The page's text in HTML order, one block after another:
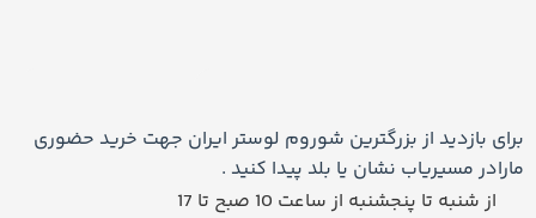
از شنبه تا پنجشنبه از ساعت 10 صبح تا 17
برای بازدید از بزرگترین شوروم لوستر ایران جهت خرید حضوری
مارادر مسیریاب نشان یا بلد پیدا کنید .